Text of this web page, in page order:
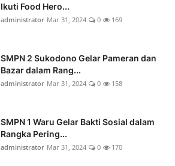
Ikuti Food Hero...
administrator Mar 31, 2024 0 169
SMPN 2 Sukodono Gelar Pameran dan
Bazar dalam Rang...
administrator Mar 31, 2024 0 158
SMPN 1 Waru Gelar Bakti Sosial dalam
Rangka Pering...
administrator Mar 31, 2024 0 170